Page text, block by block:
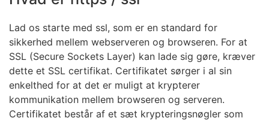
Lad os starte med ssl, som er en standard for
sikkerhed mellem webserveren og browseren. For at
SSL (Secure Sockets Layer) kan lade sig gøre, kræver
dette et SSL certifikat. Certifikatet sørger i al sin
enkelthed for at det er muligt at krypterer
kommunikation mellem browseren og serveren.
Certifikatet består af et sæt krypteringsnøgler som